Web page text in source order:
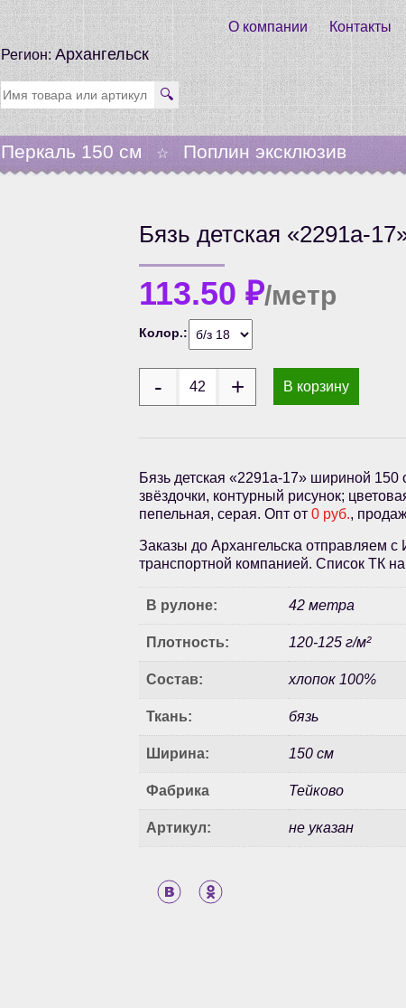
О компании Контакты
Регион:Архангельск
🔍
Перкаль 150 см ☆ Поплин эксклюзив
Бязь детская «2291а-
113.50₽/метр
Колор.:
В корзину
Бязь детская «2291а-17» шириной
звёздочки, контурный рисунок;
пепельная, серая. Опт от0 руб.,
Заказы до Архангельска отправляем с
транспортной компанией. Список ТК
В рулоне: 42 метра
Плотность: 120-125 г/м²
Состав: хлопок 100%
Ткань: бязь
Ширина: 150 см
Фабрика Тейково
Артикул: не указан